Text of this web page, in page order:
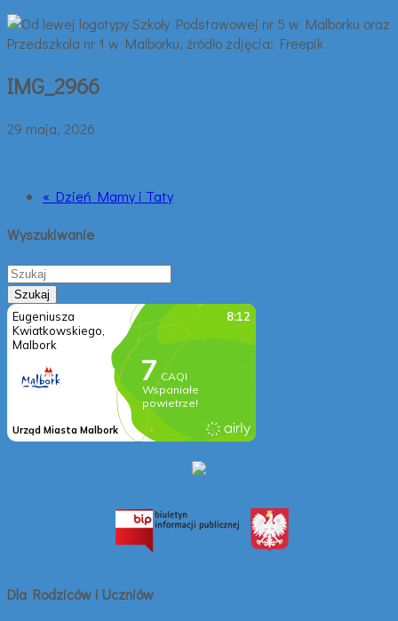
IMG_2966
29 maja, 2026
« Dzień Mamy i Taty
Wyszukiwanie
Dla Rodziców i Uczniów